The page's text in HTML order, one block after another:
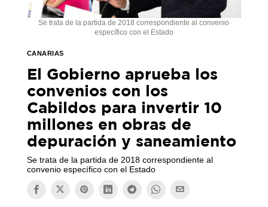
Se trata de la partida de 2018 correspondiente al convenio
específico con el Estado
CANARIAS
El Gobierno aprueba los
convenios con los
Cabildos para invertir 10
millones en obras de
depuración y saneamiento
Se trata de la partida de 2018 correspondiente al
convenio específico con el Estado